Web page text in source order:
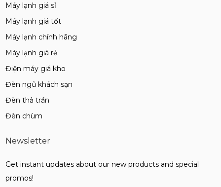
Máy lạnh giá sỉ
Máy lạnh giá tốt
Máy lạnh chính hãng
Máy lạnh giá rẻ
Điện máy giá kho
Đèn ngủ khách sạn
Đèn thả trần
Đèn chùm
Newsletter
Get instant updates about our new products and special
promos!